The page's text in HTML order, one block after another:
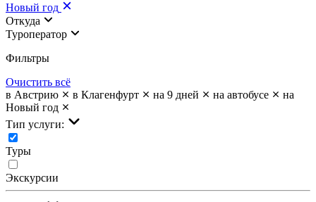
Новый год
Откуда
Туроператор
Фильтры
Очистить всё
в Австрию
в Клагенфурт на 9 дней на автобусе
на
Новый год
Тип услуги:
Туры
Экскурсии